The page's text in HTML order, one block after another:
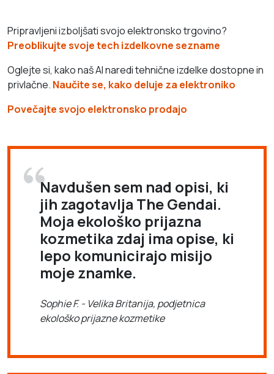
Pripravljeni izboljšati svojo elektronsko trgovino?
Preoblikujte svoje tech izdelkovne sezname
Oglejte si, kako naš AI naredi tehnične izdelke dostopne in
privlačne. Naučite se, kako deluje za elektroniko
Povečajte svojo elektronsko prodajo
Navdušen sem nad opisi, ki
jih zagotavlja The Gendai.
Moja ekološko prijazna
kozmetika zdaj ima opise, ki
lepo komunicirajo misijo
moje znamke.
Sophie F. - Velika Britanija, podjetnica
ekološko prijazne kozmetike